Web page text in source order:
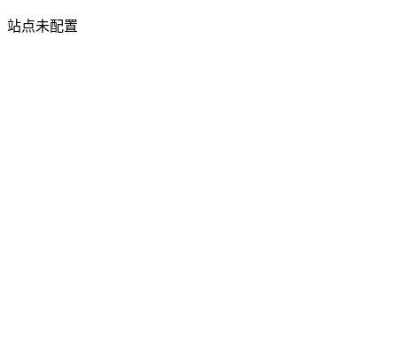
站点未配置